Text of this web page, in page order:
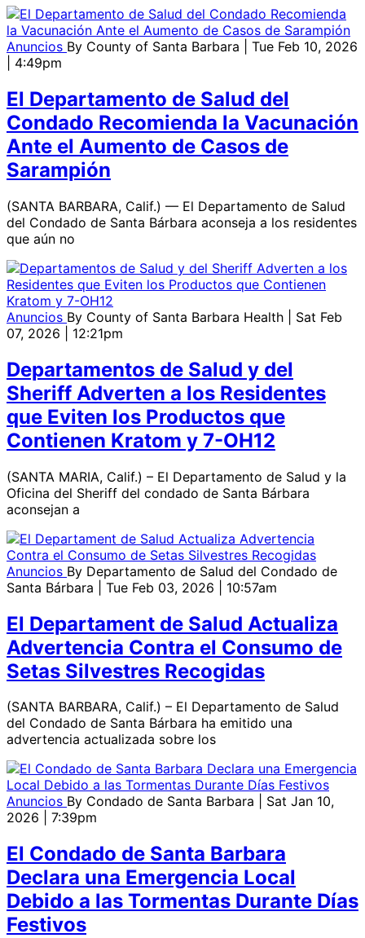
Anuncios By County of Santa Barbara
| Tue Feb 10, 2026
| 4:49pm
El Departamento de Salud del
Condado Recomienda la Vacunación
Ante el Aumento de Casos de
Sarampión
(SANTA BARBARA, Calif.) — El Departamento de Salud
del Condado de Santa Bárbara aconseja a los residentes
que aún no
Anuncios By County of Santa Barbara Health
| Sat Feb
07, 2026 | 12:21pm
Departamentos de Salud y del
Sheriff Adverten a los Residentes
que Eviten los Productos que
Contienen Kratom y 7-OH12
(SANTA MARIA, Calif.) – El Departamento de Salud y la
Oficina del Sheriff del condado de Santa Bárbara
aconsejan a
Anuncios By Departamento de Salud del Condado de
Santa Bárbara
| Tue Feb 03, 2026 | 10:57am
El Departament de Salud Actualiza
Advertencia Contra el Consumo de
Setas Silvestres Recogidas
(SANTA BARBARA, Calif.) – El Departamento de Salud
del Condado de Santa Bárbara ha emitido una
advertencia actualizada sobre los
Anuncios By Condado de Santa Barbara
| Sat Jan 10,
2026 | 7:39pm
El Condado de Santa Barbara
Declara una Emergencia Local
Debido a las Tormentas Durante Días
Festivos